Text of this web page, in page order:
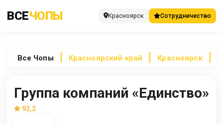
ВСЕЧОПЫ Красноярск Сотрудничество
Все Чопы Красноярский край Красноярск
Группа компаний «Единство»
92,2